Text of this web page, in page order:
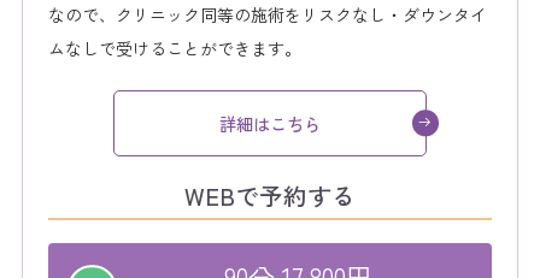
なので、クリニック同等の施術をリスクなし・ダウンタイ
ムなしで受けることができます。
詳細はこちら
WEBで予約する